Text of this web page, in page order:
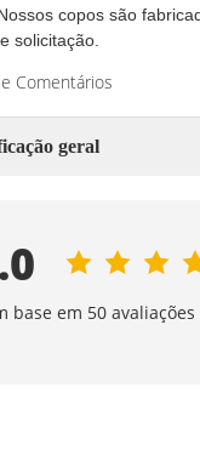
copos são
solicitação.
Comentários
geral
base em 50